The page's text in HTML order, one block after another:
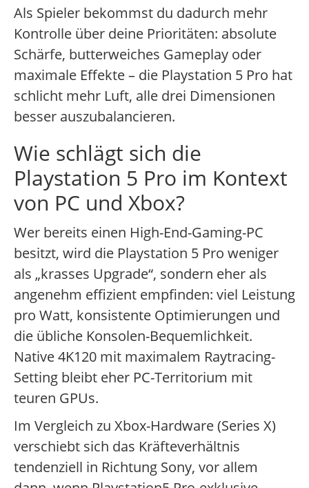
Als Spieler bekommst du dadurch mehr
Kontrolle über deine Prioritäten: absolute
Schärfe, butterweiches Gameplay oder
maximale Effekte – die Playstation 5 Pro hat
schlicht mehr Luft, alle drei Dimensionen
besser auszubalancieren.
Wie schlägt sich die
Playstation 5 Pro im Kontext
von PC und Xbox?
Wer bereits einen High-End-Gaming-PC
besitzt, wird die Playstation 5 Pro weniger
als „krasses Upgrade“, sondern eher als
angenehm effizient empfinden: viel Leistung
pro Watt, konsistente Optimierungen und
die übliche Konsolen-Bequemlichkeit.
Native 4K120 mit maximalem Raytracing-
Setting bleibt eher PC-Territorium mit
teuren GPUs.
Im Vergleich zu Xbox-Hardware (Series X)
verschiebt sich das Kräfteverhältnis
tendenziell in Richtung Sony, vor allem